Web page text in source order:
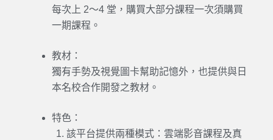
每次上 2～4 堂，購買大部分課程一次須購買
一期課程。
教材：
獨有手勢及視覺圖卡幫助記憶外，也提供與日
本名校合作開發之教材。
特色：
該平台提供兩種模式：雲端影音課程及真